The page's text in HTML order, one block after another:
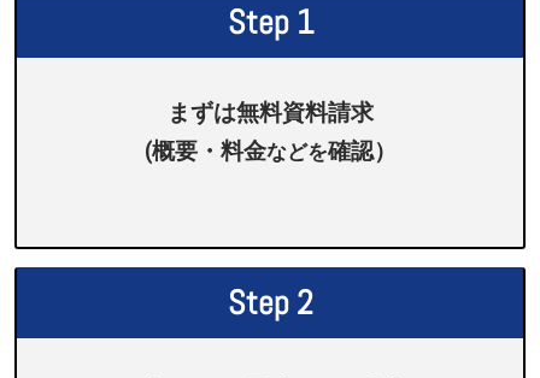
Step 1
まずは無料資料請求
(概要・料金などを確認）
Step 2